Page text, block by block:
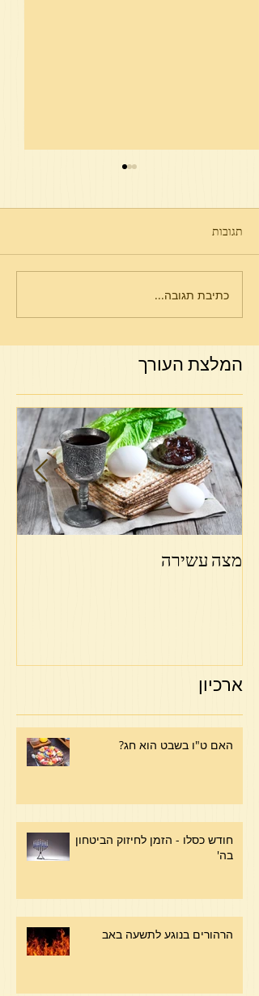
תגובות
כתיבת תגובה...
המלצת העורך
מצה עשירה
ארכיון
האם ט"ו בשבט הוא חג?
חודש כסלו - הזמן לחיזוק הביטחון
בה'
הרהורים בנוגע לתשעה באב